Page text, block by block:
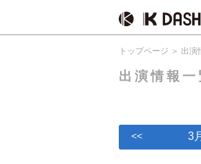
トップページ 出演
出演情報一
<< 3